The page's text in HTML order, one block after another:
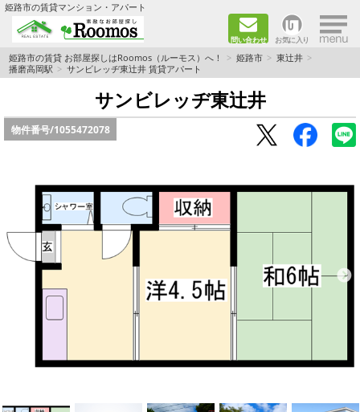
姫路市の賃貸マンション・アパート
問い合わせ お気に入り ×
TOPページ
ファミリー向けの部屋を探す
一人暮らし向けの部屋を探す
カップル向けの部屋を探す
敷金礼金0円の部屋を探す
都市ガス&オール電化の部屋を探す
ネット無料の部屋を探す
☆新築物件☆
☆インターネット無料物件☆
姫路市の賃貸 お部屋探しはRoomos（ルーモス）へ！ 姫路市
東辻井
播磨高岡駅
サンビレッヂ東辻井 賃貸アパート
サンビレッヂ東辻井
物件番号/1055472078